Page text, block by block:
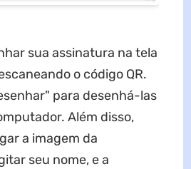
sua assinatura na tela
o código QR.
para desenhá-las
Além disso,
a imagem da
seu nome, e a